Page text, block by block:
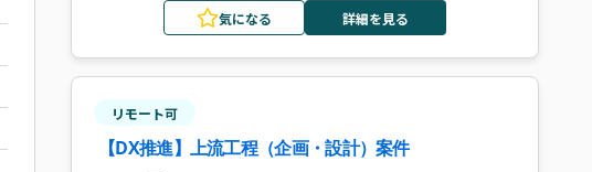
気になる 詳細を見る
リモート可
【DX推進】上流工程（企画・設計）案件